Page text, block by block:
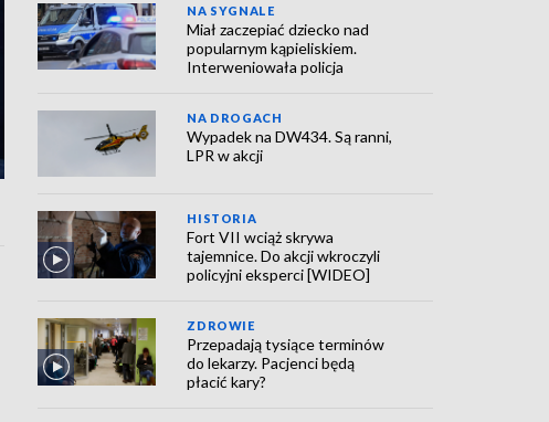
NA SYGNALE
Miał zaczepiać dziecko nad
popularnym kąpieliskiem.
Interweniowała policja
NA DROGACH
Wypadek na DW434. Są ranni,
LPR w akcji
HISTORIA
Fort VII wciąż skrywa
tajemnice. Do akcji wkroczyli
policyjni eksperci [WIDEO]
ZDROWIE
Przepadają tysiące terminów
do lekarzy. Pacjenci będą
płacić kary?